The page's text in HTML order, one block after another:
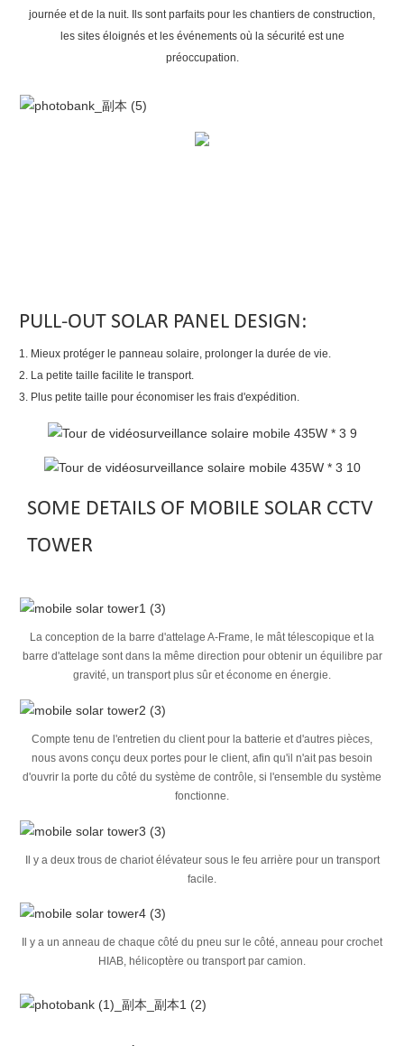
journée et de la nuit. Ils sont parfaits pour les chantiers de construction,
les sites éloignés et les événements où la sécurité est une
préoccupation.
PULL-OUT SOLAR PANEL DESIGN:
1. Mieux protéger le panneau solaire, prolonger la durée de vie.
2. La petite taille facilite le transport.
3. Plus petite taille pour économiser les frais d'expédition.
SOME DETAILS OF MOBILE SOLAR CCTV
TOWER
La conception de la barre d'attelage A-Frame, le mât télescopique et la
barre d'attelage sont dans la même direction pour obtenir un équilibre par
gravité, un transport plus sûr et économe en énergie.
Compte tenu de l'entretien du client pour la batterie et d'autres pièces,
nous avons conçu deux portes pour le client, afin qu'il n'ait pas besoin
d'ouvrir la porte du côté du système de contrôle, si l'ensemble du système
fonctionne.
Il y a deux trous de chariot élévateur sous le feu arrière pour un transport
facile.
Il y a un anneau de chaque côté du pneu sur le côté, anneau pour crochet
HIAB, hélicoptère ou transport par camion.